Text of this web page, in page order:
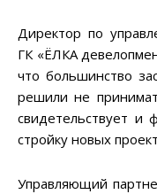
Директор по
ГК «ЁЛКА
что большинство
решили не
свидетельствует и
стройку новых
Управляющий